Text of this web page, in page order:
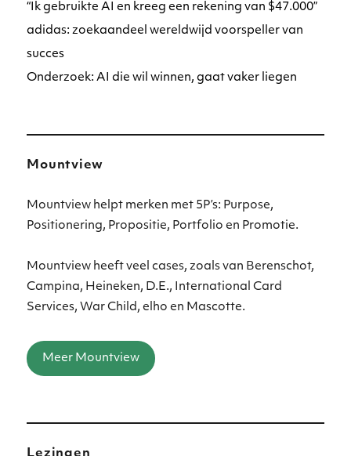
“Ik gebruikte AI en kreeg een rekening van $47.000”
adidas: zoekaandeel wereldwijd voorspeller van
succes
Onderzoek: AI die wil winnen, gaat vaker liegen
Mountview
Mountview helpt merken met 5P’s: Purpose,
Positionering, Propositie, Portfolio en Promotie.
Mountview heeft veel cases, zoals van Berenschot,
Campina, Heineken, D.E., International Card
Services, War Child, elho en Mascotte.
Meer Mountview
Lezingen